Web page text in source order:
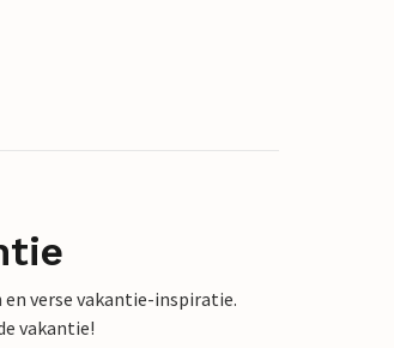
verse vakantie-inspiratie.
vakantie!